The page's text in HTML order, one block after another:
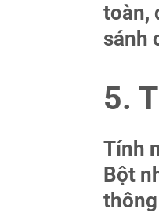
toàn,
sánh
5.
Tính
Bột